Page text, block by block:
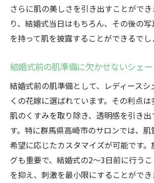
さらに肌の美しさを引き出すことがで
り、結婚式当日はもちろん、その後の
を持って肌を披露することができるでし
結婚式前の肌準備に欠かせないシェ
結婚式前の肌準備として、レディースシ
くの花嫁に選ばれています。その利点は
肌のくすみを取り除き、透明感を引き
す。特に群馬県高崎市のサロンでは、
希望に応じたカスタマイズが可能です
グも重要で、結婚式の2〜3日前に行う
を抑え、刺激を最小限にすることができ